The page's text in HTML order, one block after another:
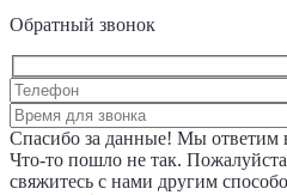
Обратный звонок
Спасибо за данные! Мы ответим
Что-то пошло не так.
свяжитесь с нами другим